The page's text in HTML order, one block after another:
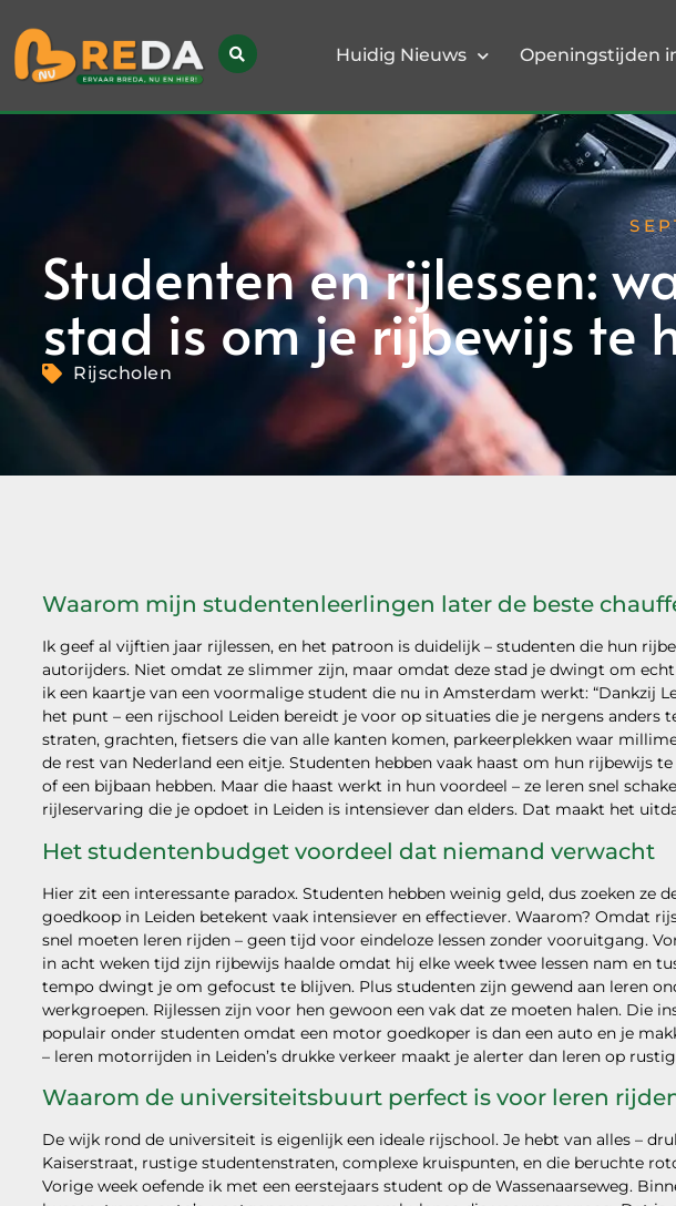
Huidig Nieuws Openingstijden
Studenten en rijlessen:
stad is om je rijbewijs te
Rijscholen
Waarom mijn studentenleerlingen later de beste
Ik geef al vijftien jaar rijlessen, en het patroon is duidelijk – studenten die hun
autorijders. Niet omdat ze slimmer zijn, maar omdat deze stad je dwingt om
ik een kaartje van een voormalige student die nu in Amsterdam werkt: “Dankzij
het punt – een rijschool Leiden bereidt je voor op situaties die je nergens anders
straten, grachten, fietsers die van alle kanten komen, parkeerplekken waar
de rest van Nederland een eitje. Studenten hebben vaak haast om hun rijbewijs
of een bijbaan hebben. Maar die haast werkt in hun voordeel – ze leren snel
rijleservaring die je opdoet in Leiden is intensiever dan elders. Dat maakt het
Het studentenbudget voordeel dat niemand verwacht
Hier zit een interessante paradox. Studenten hebben weinig geld, dus zoeken ze
goedkoop in Leiden betekent vaak intensiever en effectiever. Waarom? Omdat
snel moeten leren rijden – geen tijd voor eindeloze lessen zonder vooruitgang.
in acht weken tijd zijn rijbewijs haalde omdat hij elke week twee lessen nam en
tempo dwingt je om gefocust te blijven. Plus studenten zijn gewend aan leren
werkgroepen. Rijlessen zijn voor hen gewoon een vak dat ze moeten halen. Die
populair onder studenten omdat een motor goedkoper is dan een auto en je
– leren motorrijden in Leiden’s drukke verkeer maakt je alerter dan leren op
Waarom de universiteitsbuurt perfect is voor leren
De wijk rond de universiteit is eigenlijk een ideale rijschool. Je hebt van alles –
Kaiserstraat, rustige studentenstraten, complexe kruispunten, en die beruchte
Vorige week oefende ik met een eerstejaars student op de Wassenaarseweg.